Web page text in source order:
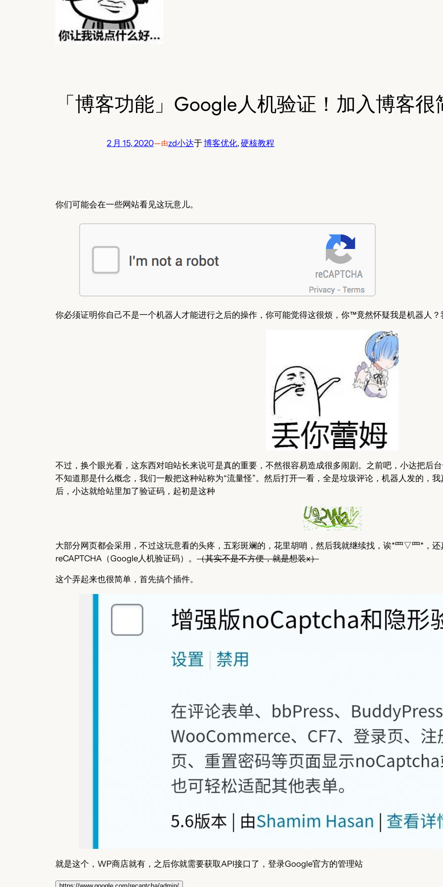
「博客功能」Google人机验证！加入博客
2 月 15, 2020—由zd小达于博客优化, 硬核教程
你们可能会在一些网站看见这玩意儿。
你必须证明你自己不是一个机器人才能进行之后的操作，你可能觉得这很烦，你™竟然怀疑我是机器人？
不过，换个眼光看，这东西对咱站长来说可是真的重要，不然很容易造成很多闹剧。之前吧，小达把后
不知道那是什么概念，我们一般把这种站称为“流量怪”。然后打开一看，全是垃圾评论，机器人发的，
后，小达就给站里加了验证码，起初是这种
大部分网页都会采用，不过这玩意看的头疼，五彩斑斓的，花里胡哨，然后我就继续找，诶*罒▽罒*，
reCAPTCHA（Google人机验证码）。 （其实不是不方便，就是想装x）
这个弄起来也很简单，首先搞个插件。
就是这个，WP商店就有，之后你就需要获取API接口了，登录Google官方的管理站